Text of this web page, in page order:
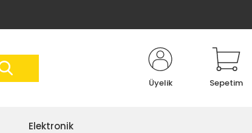
Üyelik Sepetim
Elektronik